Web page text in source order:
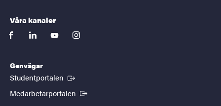
Våra kanaler
facebooklinkedinyoutubeinstagram
Genvägar
Studentportalen (Extern länk)
Medarbetarportalen (Extern länk)